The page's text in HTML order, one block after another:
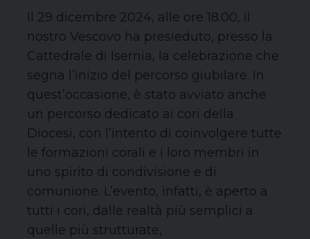
Il 29 dicembre 2024, alle ore 18.00, il
nostro Vescovo ha presieduto, presso la
Cattedrale di Isernia, la celebrazione che
segna l’inizio del percorso giubilare. In
quest’occasione, è stato avviato anche
un percorso dedicato ai cori della
Diocesi, con l’intento di coinvolgere tutte
le formazioni corali e i loro membri in
uno spirito di condivisione e di
comunione. L’evento, infatti, è aperto a
tutti i cori, dalle realtà più semplici a
quelle più strutturate,